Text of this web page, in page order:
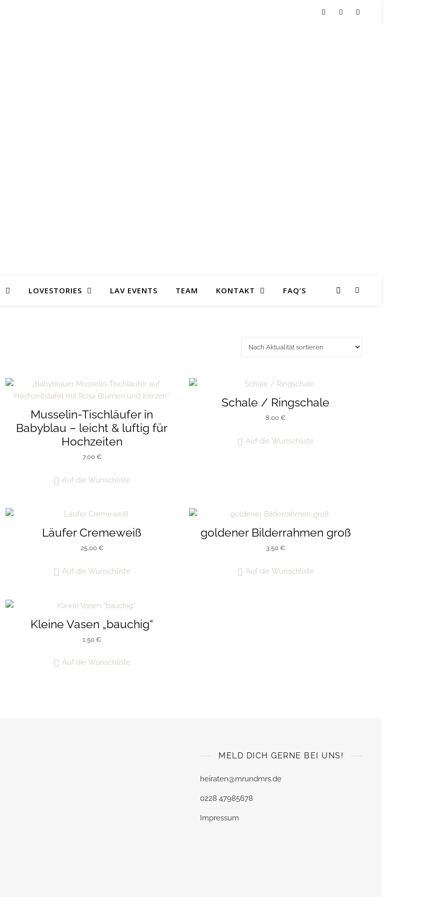
LOVESTORIES LAV EVENTS TEAM KONTAKT FAQ’S
Musselin-Tischläufer in
Babyblau – leicht & luftig für
Hochzeiten
7,00 €
Auf die Wunschliste
Schale / Ringschale
8,00€
Auf die Wunschliste
Läufer Cremeweiß
25,00 €
Auf die Wunschliste
goldener Bilderrahmen groß
3,50€
Auf die Wunschliste
Kleine Vasen „bauchig“
1,50€
Auf die Wunschliste
MELD DICH GERNE BEI UNS!
heiraten@mrundmrs.de
0228 47985678
Impressum